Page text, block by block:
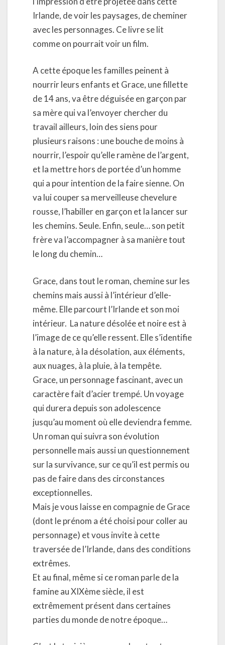
Irlande, de voir les paysages, de cheminer
avec les personnages. Ce livre se lit
comme on pourrait voir un film.
A cette époque les familles peinent à
nourrir leurs enfants et Grace, une fillette
de 14 ans, va être déguisée en garçon par
sa mère qui va l’envoyer chercher du
travail ailleurs, loin des siens pour
plusieurs raisons : une bouche de moins à
nourrir, l’espoir qu’elle ramène de l’argent,
et la mettre hors de portée d’un homme
qui a pour intention de la faire sienne. On
va lui couper sa merveilleuse chevelure
rousse, l’habiller en garçon et la lancer sur
les chemins. Seule. Enfin, seule… son petit
frère va l’accompagner à sa manière tout
le long du chemin…
Grace, dans tout le roman, chemine sur les
chemins mais aussi à l’intérieur d’elle-
même. Elle parcourt l’Irlande et son moi
intérieur. La nature désolée et noire est à
l’image de ce qu’elle ressent. Elle s’identifie
à la nature, à la désolation, aux éléments,
aux nuages, à la pluie, à la tempête.
Grace, un personnage fascinant, avec un
caractère fait d’acier trempé. Un voyage
qui durera depuis son adolescence
jusqu’au moment où elle deviendra femme.
Un roman qui suivra son évolution
personnelle mais aussi un questionnement
sur la survivance, sur ce qu’il est permis ou
pas de faire dans des circonstances
exceptionnelles.
Mais je vous laisse en compagnie de Grace
(dont le prénom a été choisi pour coller au
personnage) et vous invite à cette
traversée de l’Irlande, dans des conditions
extrêmes.
Et au final, même si ce roman parle de la
famine au XIXème siècle, il est
extrêmement présent dans certaines
parties du monde de notre époque…